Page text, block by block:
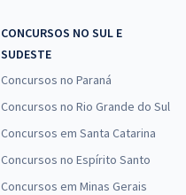
CONCURSOS NO SUL E
SUDESTE
Concursos no Paraná
Concursos no Rio Grande do Sul
Concursos em Santa Catarina
Concursos no Espírito Santo
Concursos em Minas Gerais